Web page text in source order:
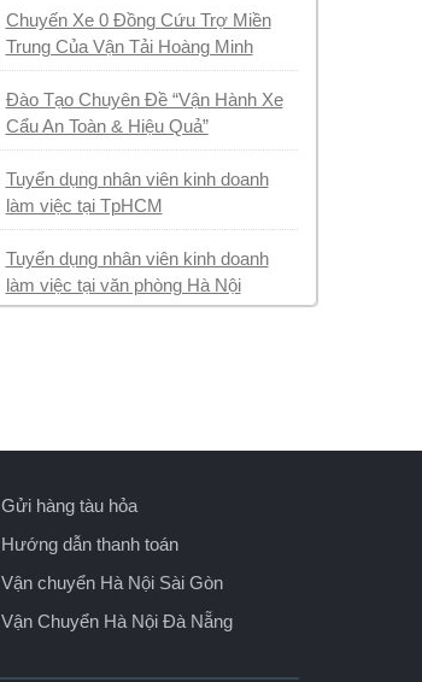
Chuyến Xe 0 Đồng Cứu Trợ Miền
Trung Của Vận Tải Hoàng Minh
Đào Tạo Chuyên Đề “Vận Hành Xe
Cẩu An Toàn & Hiệu Quả”
Tuyển dụng nhân viên kinh doanh
làm việc tại TpHCM
Tuyển dụng nhân viên kinh doanh
làm việc tại văn phòng Hà Nội
Gửi hàng tàu hỏa
Hướng dẫn thanh toán
Vận chuyển Hà Nội Sài Gòn
Vận Chuyển Hà Nội Đà Nẵng